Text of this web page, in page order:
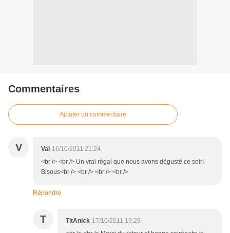
Commentaires
Ajouter un commentaire
V Val 16/10/2011 21:24
<br /> <br /> Un vrai régal que nous avons dégusté ce soir!
Bisous<br /> <br /> <br /> <br />
Répondre
T TitAnick 17/10/2011 19:29